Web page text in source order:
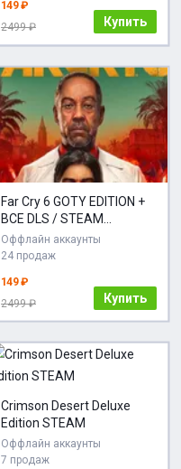
149 ₽
2499 ₽
Купить
Far Cry 6 GOTY EDITION +
ВСЕ DLS / STEAM
АККАУНТ
Оффлайн аккаунты
24 продаж
149 ₽
2499 ₽
Купить
Crimson Desert Deluxe
Edition STEAM
Оффлайн аккаунты
7 продаж